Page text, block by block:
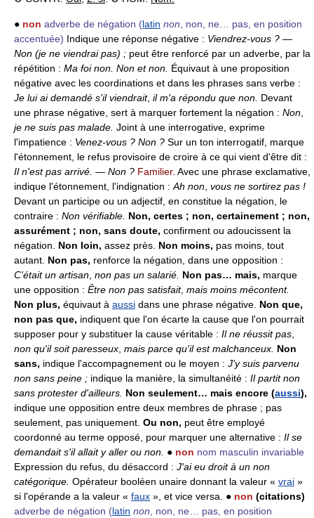
● non adverbe de négation (latin non, non, ne… pas, en position
accentuée) Indique une réponse négative : Viendrez-vous ? —
Non (je ne viendrai pas) ; peut être renforcé par un adverbe, par la
répétition : Ma foi non. Non et non. Équivaut à une proposition
négative avec les coordinations et dans les phrases sans verbe :
Je lui ai demandé s'il viendrait, il m'a répondu que non. Devant
une phrase négative, sert à marquer fortement la négation : Non,
je ne suis pas malade. Joint à une interrogative, exprime
l'impatience : Venez-vous ? Non ? Sur un ton interrogatif, marque
l'étonnement, le refus provisoire de croire à ce qui vient d'être dit :
Il n'est pas arrivé. — Non ? Familier. Avec une phrase exclamative,
indique l'étonnement, l'indignation :Ah non, vous ne sortirez pas !
Devant un participe ou un adjectif, en constitue la négation, le
contraire : Non vérifiable. Non, certes ; non, certainement ; non,
assurément ; non, sans doute, confirment ou adoucissent la
négation. Non loin, assez près. Non moins, pas moins, tout
autant. Non pas, renforce la négation, dans une opposition :
C'était un artisan, non pas un salarié. Non pas… mais, marque
une opposition : Être non pas satisfait, mais moins mécontent.
Non plus, équivaut à aussi dans une phrase négative. Non que,
non pas que, indiquent que l'on écarte la cause que l'on pourrait
supposer pour y substituer la cause véritable : Il ne réussit pas,
non qu'il soit paresseux, mais parce qu'il est malchanceux. Non
sans, indique l'accompagnement ou le moyen : J'y suis parvenu
non sans peine ; indique la manière, la simultanéité : Il partit non
sans protester d'ailleurs. Non seulement… mais encore (aussi),
indique une opposition entre deux membres de phrase ; pas
seulement, pas uniquement. Ou non, peut être employé
coordonné au terme opposé, pour marquer une alternative : Il se
demandait s'il allait y aller ou non. ● non nom masculin invariable
Expression du refus, du désaccord : J'ai eu droit à un non
catégorique. Opérateur booléen unaire donnant la valeur « vrai »
si l'opérande a la valeur « faux », et vice versa. ● non (citations)
adverbe de négation (latin non, non, ne… pas, en position